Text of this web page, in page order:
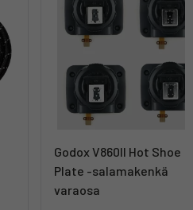
Godox V860II Hot Shoe
Plate -salamakenkä
varaosa